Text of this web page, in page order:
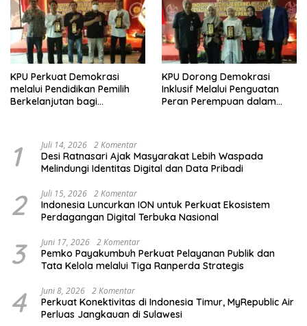
KPU Perkuat Demokrasi
melalui Pendidikan Pemilih
Berkelanjutan bagi
KPU Dorong Demokrasi
Inklusif Melalui Penguatan
Peran Perempuan dalam
1 Juli 14, 2026 2 Komentar
Desi Ratnasari Ajak Masyarakat Lebih Waspada
Melindungi Identitas Digital dan Data Pribadi
2 Juli 15, 2026 2 Komentar
Indonesia Luncurkan ION untuk Perkuat Ekosistem
Perdagangan Digital Terbuka Nasional
3 Juni 17, 2026 2 Komentar
Pemko Payakumbuh Perkuat Pelayanan Publik dan
Tata Kelola melalui Tiga Ranperda Strategis
4 Juni 8, 2026 2 Komentar
Perkuat Konektivitas di Indonesia Timur, MyRepublic Air
Perluas Jangkauan di Sulawesi